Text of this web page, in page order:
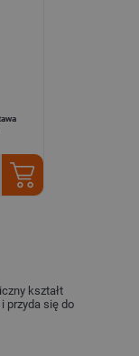
kształt
przyda się do